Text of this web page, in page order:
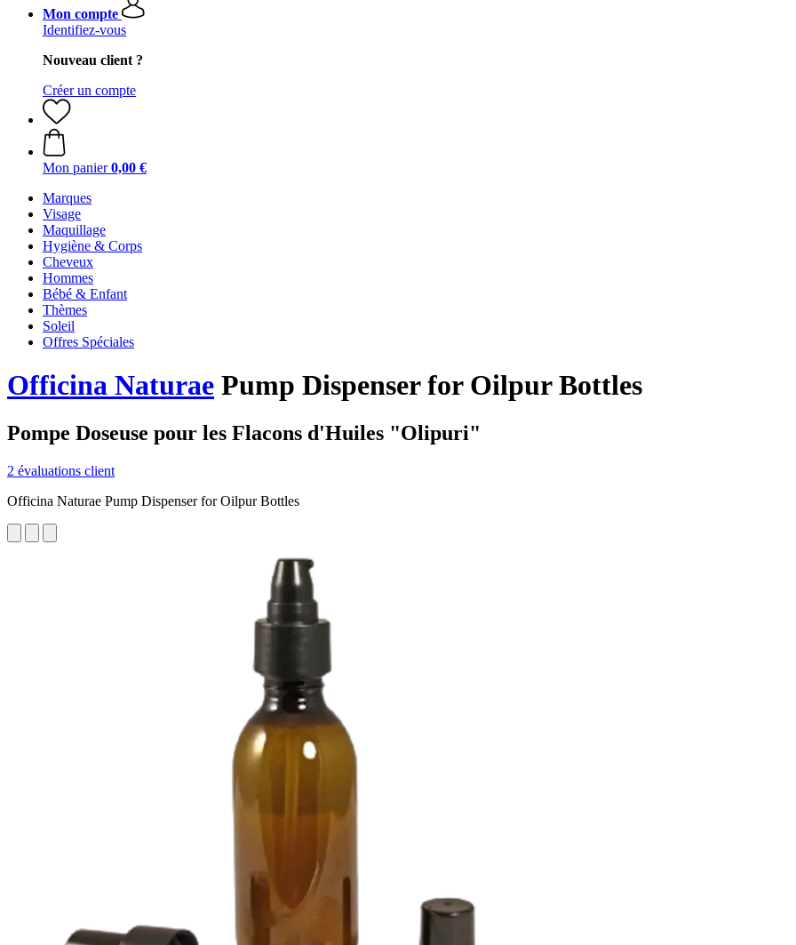
Mon compte
Identifiez-vous
Nouveau client ?
Créer un compte
Mon panier 0,00 €
Marques
Visage
Maquillage
Hygiène & Corps
Cheveux
Hommes
Bébé & Enfant
Thèmes
Soleil
Offres Spéciales
Officina Naturae Pump Dispenser for Oilpur Bottles
Pompe Doseuse pour les Flacons d'Huiles "Olipuri"
2 évaluations client
Officina Naturae Pump Dispenser for Oilpur Bottles